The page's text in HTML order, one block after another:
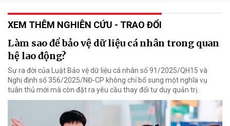
XEM THÊM NGHIÊN CỨU - TRAO ĐỔI
Làm sao để bảo vệ dữ liệu cá nhân trong quan
hệ lao động?
Sự ra đời của Luật Bảo vệ dữ liệu cá nhân số 91/2025/QH15 và
Nghị định số 356/2025/NĐ-CP không chỉ bổ sung một nghĩa vụ
tuân thủ mới mà còn đặt ra yêu cầu thay đổi tư duy quản trị.